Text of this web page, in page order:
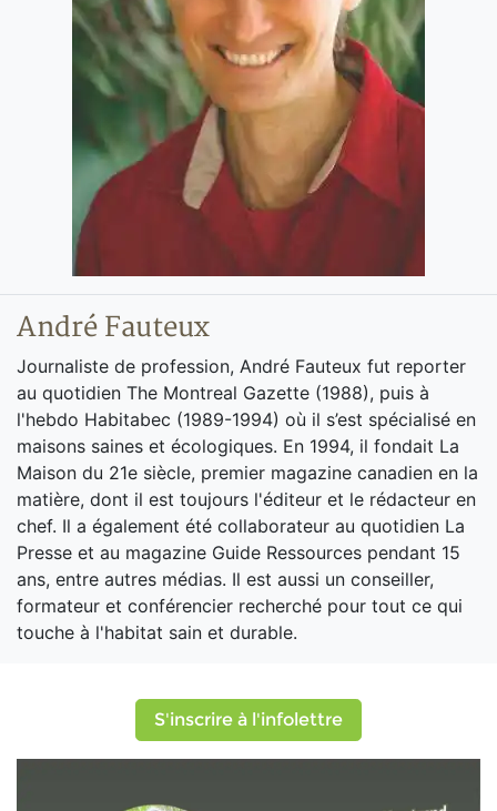
André Fauteux
Journaliste de profession, André Fauteux fut reporter
au quotidien The Montreal Gazette (1988), puis à
l'hebdo Habitabec (1989-1994) où il s’est spécialisé en
maisons saines et écologiques. En 1994, il fondait La
Maison du 21e siècle, premier magazine canadien en la
matière, dont il est toujours l'éditeur et le rédacteur en
chef. Il a également été collaborateur au quotidien La
Presse et au magazine Guide Ressources pendant 15
ans, entre autres médias. Il est aussi un conseiller,
formateur et conférencier recherché pour tout ce qui
touche à l'habitat sain et durable.
S'inscrire à l'infolettre